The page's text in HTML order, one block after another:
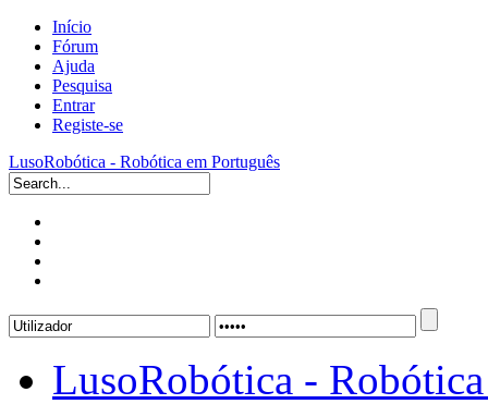
Início
Fórum
Ajuda
Pesquisa
Entrar
Registe-se
LusoRobótica - Robótica em Português
LusoRobótica -